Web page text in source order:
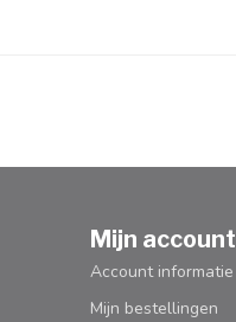
Mijn account
Account informatie
Mijn bestellingen